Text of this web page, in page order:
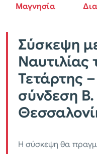
Μαγνησία
Σύσκεψη
Ναυτιλίας
Τετάρτης
σύνδεση
Η σύσκεψη θα